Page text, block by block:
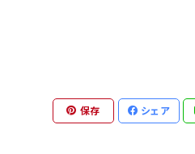
保存 シェア